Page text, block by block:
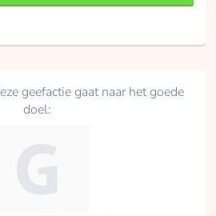
geefactie gaat naar het goede
doel: